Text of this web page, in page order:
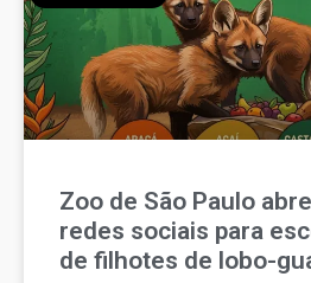
Zoo de São Paulo
redes sociais para
de filhotes de lobo-